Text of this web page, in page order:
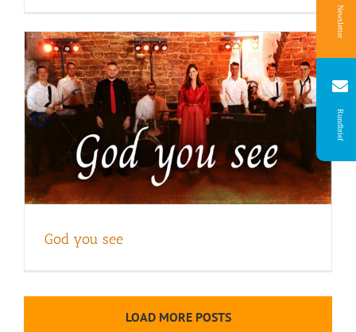
God you see
LOAD MORE POSTS
Newsletter
Rundbrief